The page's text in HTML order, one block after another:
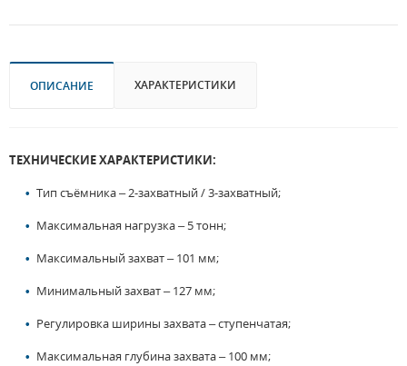
ОПИСАНИЕ ХАРАКТЕРИСТИКИ
ТЕХНИЧЕСКИЕ ХАРАКТЕРИСТИКИ:
Тип съёмника – 2-захватный / 3-захватный;
Максимальная нагрузка – 5 тонн;
Максимальный захват – 101 мм;
Минимальный захват – 127 мм;
Регулировка ширины захвата – ступенчатая;
Максимальная глубина захвата – 100 мм;